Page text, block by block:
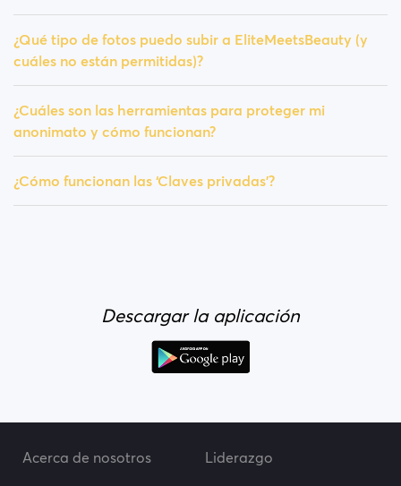
¿Qué tipo de fotos puedo subir a EliteMeetsBeauty (y
cuáles no están permitidas)?
¿Cuáles son las herramientas para proteger mi
anonimato y cómo funcionan?
¿Cómo funcionan las ‘Claves privadas’?
Descargar la aplicación
Acerca de nosotros
Liderazgo